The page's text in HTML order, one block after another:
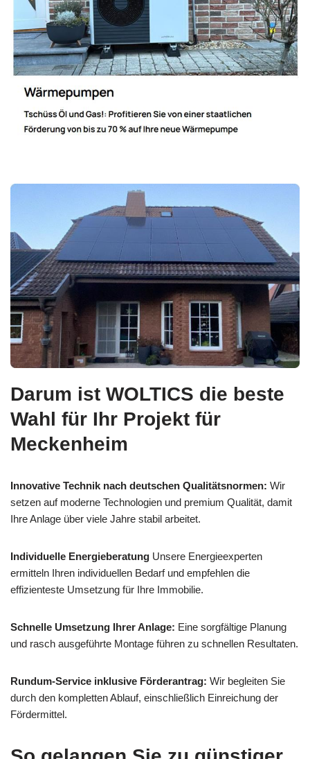
Darum ist WOLTICS die beste
Wahl für Ihr Projekt für
Meckenheim
Innovative Technik nach deutschen Qualitätsnormen: Wir
setzen auf moderne Technologien und premium Qualität, damit
Ihre Anlage über viele Jahre stabil arbeitet.
Individuelle Energieberatung Unsere Energieexperten
ermitteln Ihren individuellen Bedarf und empfehlen die
effizienteste Umsetzung für Ihre Immobilie.
Schnelle Umsetzung Ihrer Anlage: Eine sorgfältige Planung
und rasch ausgeführte Montage führen zu schnellen Resultaten.
Rundum-Service inklusive Förderantrag: Wir begleiten Sie
durch den kompletten Ablauf, einschließlich Einreichung der
Fördermittel.